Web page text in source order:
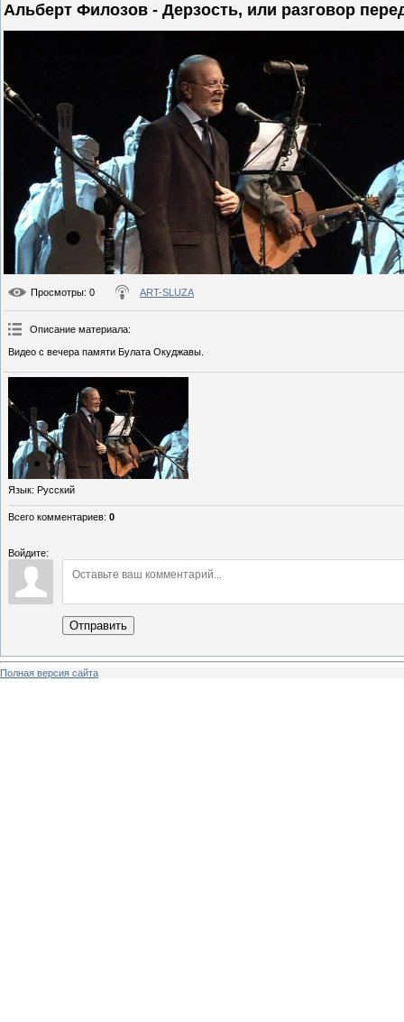
Альберт Филозов - Дерзость, или разговор
Просмотры: 0 ART-SLUZA
Описание материала:
Видео с вечера памяти Булата Окуджавы.
Язык: Русский
Всего комментариев: 0
Войдите:
Отправить
Полная версия сайта